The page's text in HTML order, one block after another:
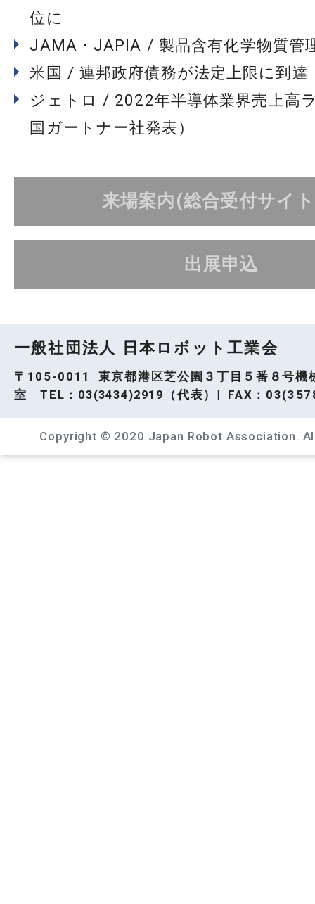
位に
JAMA・JAPIA / 製品含有化学物質管
米国 / 連邦政府債務が法定上限に到達
ジェトロ / 2022年半導体業界売上高
国ガートナー社発表）
来場案内(総合受付サイ
出展申込
一般社団法人 日本ロボット工業会
〒105-0011 東京都港区芝公園３丁目５番８号機
室 TEL： 03(3434)2919 （代表）| FAX：
Copyright © 2020 Japan Robot Association.